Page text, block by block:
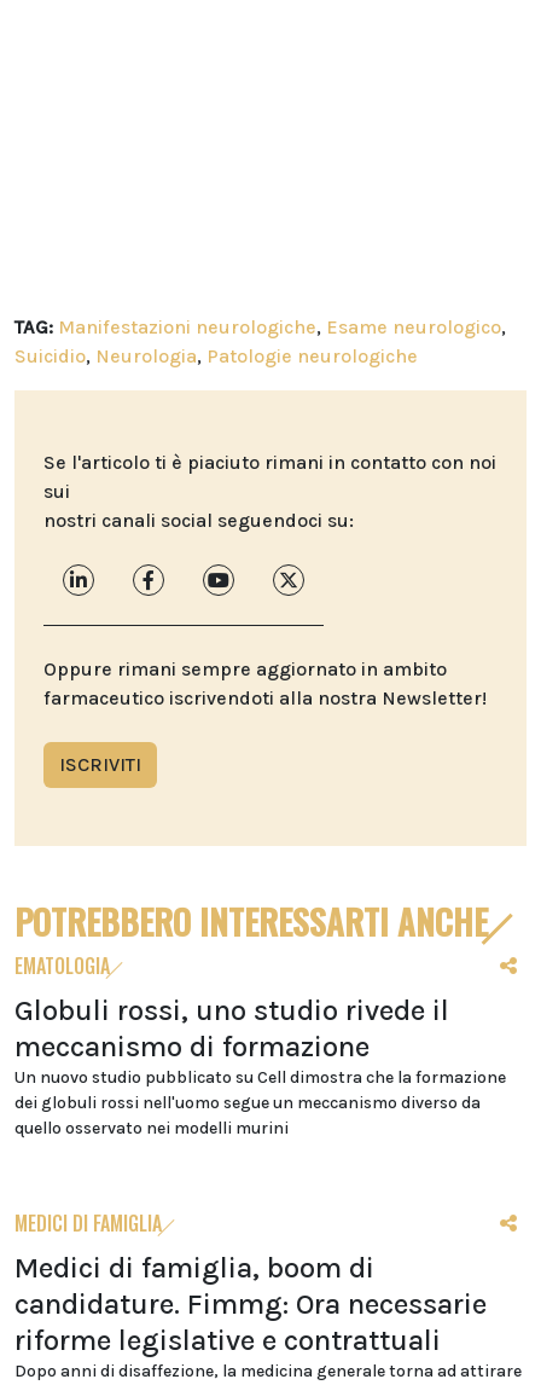
TAG: Manifestazioni neurologiche, Esame neurologico,
Suicidio, Neurologia, Patologie neurologiche
Se l'articolo ti è piaciuto rimani in contatto con noi
sui
nostri canali social seguendoci su:
Oppure rimani sempre aggiornato in ambito
farmaceutico iscrivendoti alla nostra Newsletter!
ISCRIVITI
POTREBBERO INTERESSARTI ANCHE
EMATOLOGIA
Globuli rossi, uno studio rivede il
meccanismo di formazione
Un nuovo studio pubblicato su Cell dimostra che la formazione
dei globuli rossi nell'uomo segue un meccanismo diverso da
quello osservato nei modelli murini
MEDICI DI FAMIGLIA
Medici di famiglia, boom di
candidature. Fimmg: Ora necessarie
riforme legislative e contrattuali
Dopo anni di disaffezione, la medicina generale torna ad attirare